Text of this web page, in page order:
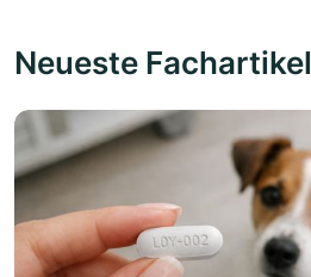
Neueste Fachartikel